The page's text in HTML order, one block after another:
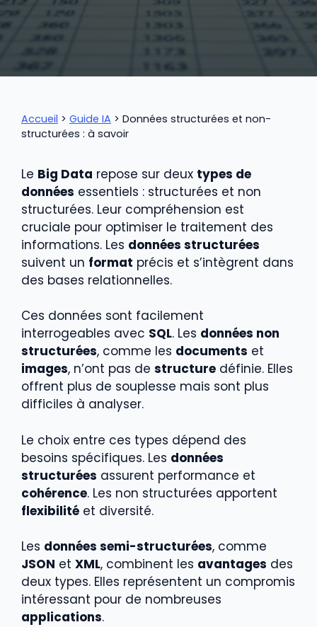
Accueil > Guide IA > Données structurées et non-
structurées : à savoir
Le Big Data repose sur deux types de
données essentiels : structurées et non
structurées. Leur compréhension est
cruciale pour optimiser le traitement des
informations. Les données structurées
suivent un format précis et s’intègrent dans
des bases relationnelles.
Ces données sont facilement
interrogeables avec SQL. Les données non
structurées, comme les documents et
images, n’ont pas de structure définie. Elles
offrent plus de souplesse mais sont plus
difficiles à analyser.
Le choix entre ces types dépend des
besoins spécifiques. Les données
structurées assurent performance et
cohérence. Les non structurées apportent
flexibilité et diversité.
Les données semi-structurées, comme
JSON et XML, combinent les avantages des
deux types. Elles représentent un compromis
intéressant pour de nombreuses
applications.